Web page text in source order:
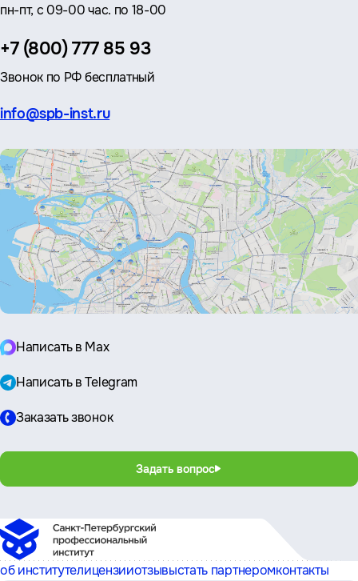
пн-пт, с 09-00 час. по 18-00
Телефон:
+7 (800) 777 85 93
Звонок по РФ бесплатный
Эл.
info@spb-inst.ru
Написать в Max
Написать в Telegram
Заказать звонок
Задать вопрос
об институтелицензииотзывыстать партнеромконтакты